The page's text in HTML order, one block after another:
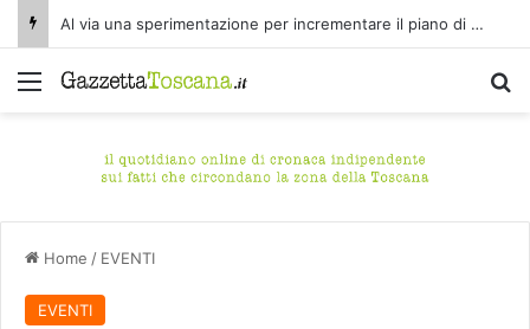
Al via una sperimentazione per incrementare il piano di spazzamento del centro storico di Fucecchio
Menu
Home / EVENTI
EVENTI